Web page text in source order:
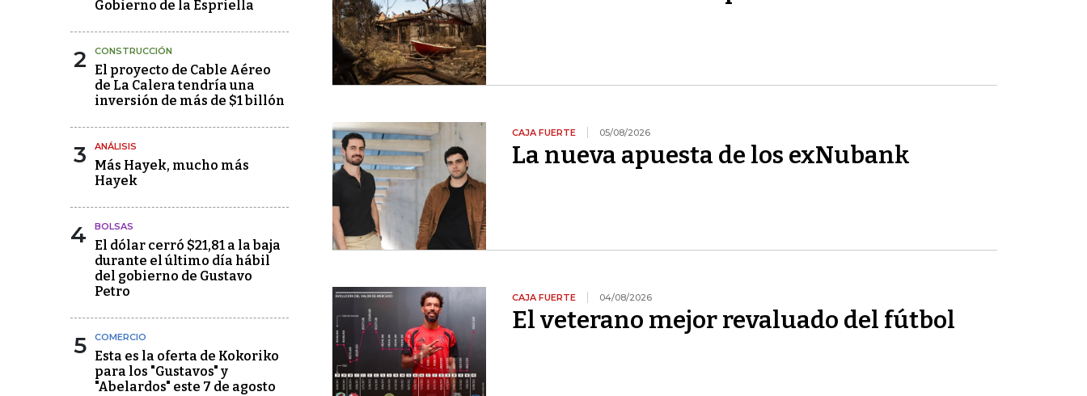
Gobierno de la Espriella
2 CONSTRUCCIÓN
El proyecto de Cable Aéreo
de La Calera tendría una
inversión de más de $1 billón
3 ANÁLISIS
Más Hayek, mucho más
Hayek
4 BOLSAS
El dólar cerró $21,81 a la baja
durante el último día hábil
del gobierno de Gustavo
Petro
5 COMERCIO
Esta es la oferta de Kokoriko
para los "Gustavos" y
"Abelardos" este 7 de agosto
CAJA FUERTE 05/08/2026
La nueva apuesta de los exNubank
CAJA FUERTE 04/08/2026
El veterano mejor revaluado del fútbol